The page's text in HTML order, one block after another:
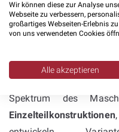
Inventor &
Kompetenz im
Unsere
Spektrum des
Einzelteilkonstruktionen
Wir können diese zur Analyse
Webseite zu verbessern,
großartiges Webseiten-Erlebnis
von uns verwendeten Cookies
Alle akzeptieren